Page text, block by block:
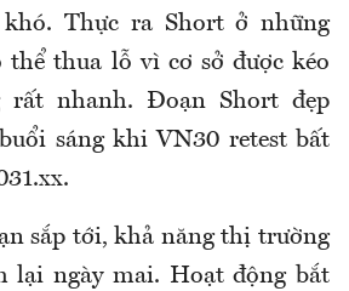
Thực ra Short ở những
thể thua lỗ vì cơ sở được kéo
rất nhanh. Đoạn Short đẹp
sáng khi VN30 retest bất
sắp tới, khả năng thị trường
lại ngày mai. Hoạt động bắt